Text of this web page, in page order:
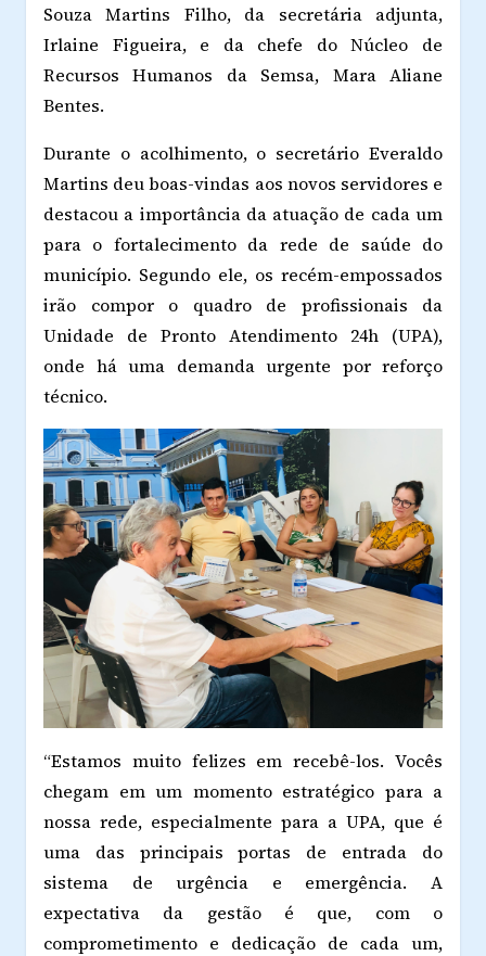
Souza Martins Filho, da secretária adjunta,
Irlaine Figueira, e da chefe do Núcleo de
Recursos Humanos da Semsa, Mara Aliane
Bentes.
Durante o acolhimento, o secretário Everaldo
Martins deu boas-vindas aos novos servidores e
destacou a importância da atuação de cada um
para o fortalecimento da rede de saúde do
município. Segundo ele, os recém-empossados
irão compor o quadro de profissionais da
Unidade de Pronto Atendimento 24h (UPA),
onde há uma demanda urgente por reforço
técnico.
“Estamos muito felizes em recebê-los. Vocês
chegam em um momento estratégico para a
nossa rede, especialmente para a UPA, que é
uma das principais portas de entrada do
sistema de urgência e emergência. A
expectativa da gestão é que, com o
comprometimento e dedicação de cada um,